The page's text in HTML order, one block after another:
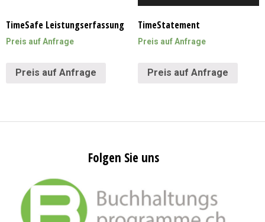
TimeSafe Leistungserfassung
Preis auf Anfrage
Preis auf Anfrage
TimeStatement
Preis auf Anfrage
Preis auf Anfrage
Folgen Sie uns